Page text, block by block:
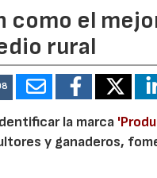
como el
rural
la marca
y ganaderos,